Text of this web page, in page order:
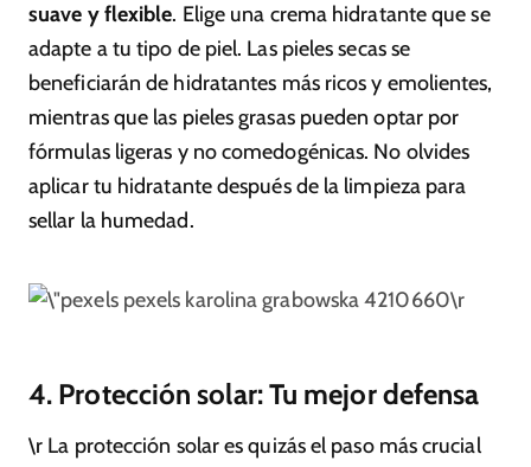
suave y flexible. Elige una crema hidratante que se
adapte a tu tipo de piel. Las pieles secas se
beneficiarán de hidratantes más ricos y emolientes,
mientras que las pieles grasas pueden optar por
fórmulas ligeras y no comedogénicas. No olvides
aplicar tu hidratante después de la limpieza para
sellar la humedad.
pexels karolina grabowska 4210660\r
4. Protección solar: Tu mejor defensa
\r La protección solar es quizás el paso más crucial